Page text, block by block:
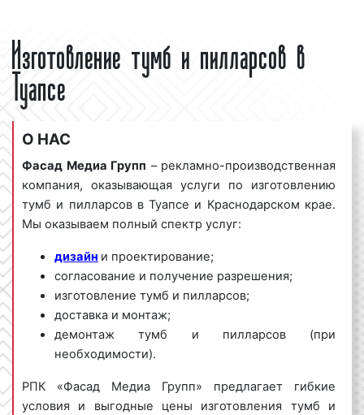
Изготовление тумб и пилларсов в
Туапсе
О НАС
Фасад Медиа Групп – рекламно-производственная
компания, оказывающая услуги по изготовлению
тумб и пилларсов в Туапсе и Краснодарском крае.
Мы оказываем полный спектр услуг:
дизайн и проектирование;
согласование и получение разрешения;
изготовление тумб и пилларсов;
доставка и монтаж;
демонтаж тумб и пилларсов (при
необходимости).
РПК «Фасад Медиа Групп» предлагает гибкие
условия и выгодные цены изготовления тумб и